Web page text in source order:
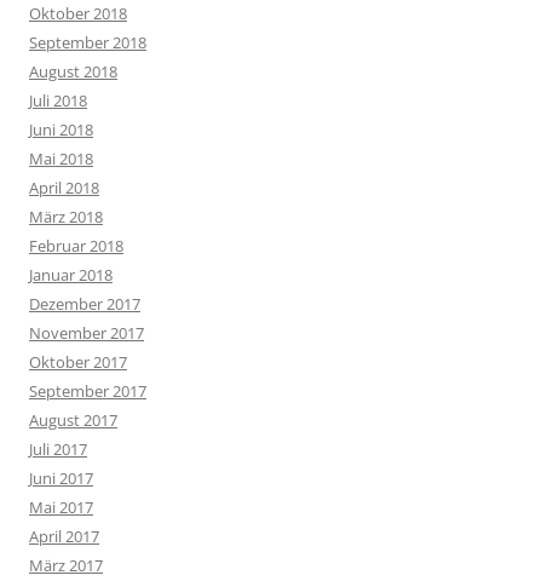
Oktober 2018
September 2018
August 2018
Juli 2018
Juni 2018
Mai 2018
April 2018
März 2018
Februar 2018
Januar 2018
Dezember 2017
November 2017
Oktober 2017
September 2017
August 2017
Juli 2017
Juni 2017
Mai 2017
April 2017
März 2017